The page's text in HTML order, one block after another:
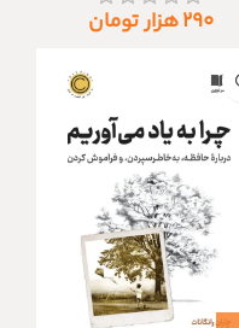
۲۹۰هزار تومان